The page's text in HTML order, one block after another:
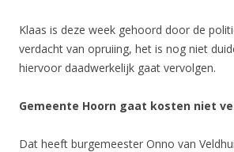
Klaas is deze week gehoord door de
verdacht van opruiing, het is nog niet
hiervoor daadwerkelijk gaat vervolgen.
Gemeente Hoorn gaat kosten niet
Dat heeft burgemeester Onno van